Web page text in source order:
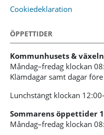
Cookiedeklaration
ÖPPETTIDER
Kommunhusets &
Måndag–fredag klockan
Klämdagar samt dagar
Lunchstängt klockan
Sommarens öppettider
Måndag–fredag klockan